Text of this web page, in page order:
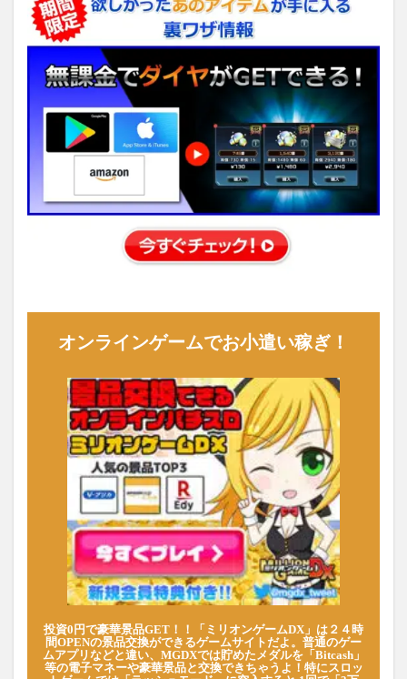
オンラインゲームでお小遣い稼ぎ！
投資0円で豪華景品GET！！「ミリオンゲームDX」は２４時
間OPENの景品交換ができるゲームサイトだよ。普通のゲー
ムアプリなどと違い、MGDXでは貯めたメダルを「Bitcash」
等の電子マネーや豪華景品と交換できちゃうよ！特にスロッ